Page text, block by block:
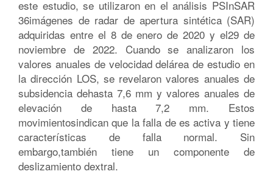
este estudio, se utilizaron en el análisis PSInSAR
36imágenes de radar de apertura sintética (SAR)
adquiridas entre el 8 de enero de 2020 y el29 de
noviembre de 2022. Cuando se analizaron los
valores anuales de velocidad delárea de estudio en
la dirección LOS, se revelaron valores anuales de
subsidencia dehasta 7,6 mm y valores anuales de
elevación de hasta 7,2 mm. Estos
movimientosindican que la falla de es activa y tiene
características de falla normal. Sin
embargo,también tiene un componente de
deslizamiento dextral.